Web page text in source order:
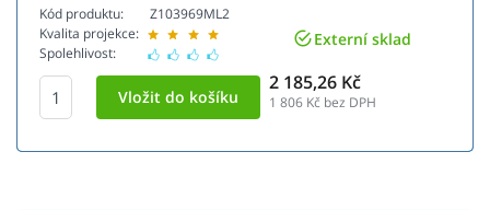
Kód produktu:
Kvalita projekce:
Spolehlivost:
Z103969ML2
Externí sklad
2 185,26 Kč
1 806 Kč bez DPH